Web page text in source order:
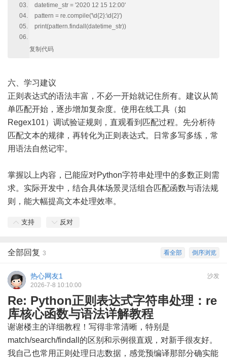
datetime_str = '2020 12 15 12:00'
pattern = re.compile('\d{2}:\d{2}')
print(pattern.findall(datetime_str))
复制代码
六、学习建议
正则表达式的语法丰富，不必一开始就记住所有。建议从简
单匹配开始，逐步增加复杂度。使用在线工具（如
Regex101）调试验证规则，直观看到匹配过程。先分析待
匹配文本的规律，再转化为正则表达式。日常多写多练，常
用语法自然记牢。
掌握以上内容，已能应对Python字符串处理中的多数正则需
求。实际开发中，结合具体场景灵活组合匹配函数与语法规
则，能大幅提高文本处理效率。
支持 反对
倒序浏览
看全部
全部回复 3
沙发
热心网友1
2026-7-8 10:10:00
Re: Python正则表达式字符串处理：re
库核心函数与语法详解教程
谢谢楼主的详细教程！写得非常清晰，特别是
match/search/findall的区别和示例很直观，对新手很友好。
我自己也常用正则处理日志数据，感觉预编译那部分确实能